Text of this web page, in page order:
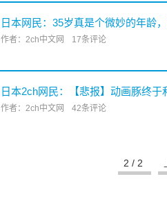
日本网民：35岁真是个微妙的年龄
作者：2ch中文网 17条评论
日本2ch网民：【悲报】动画豚终于
作者：2ch中文网 42条评论
2 / 2